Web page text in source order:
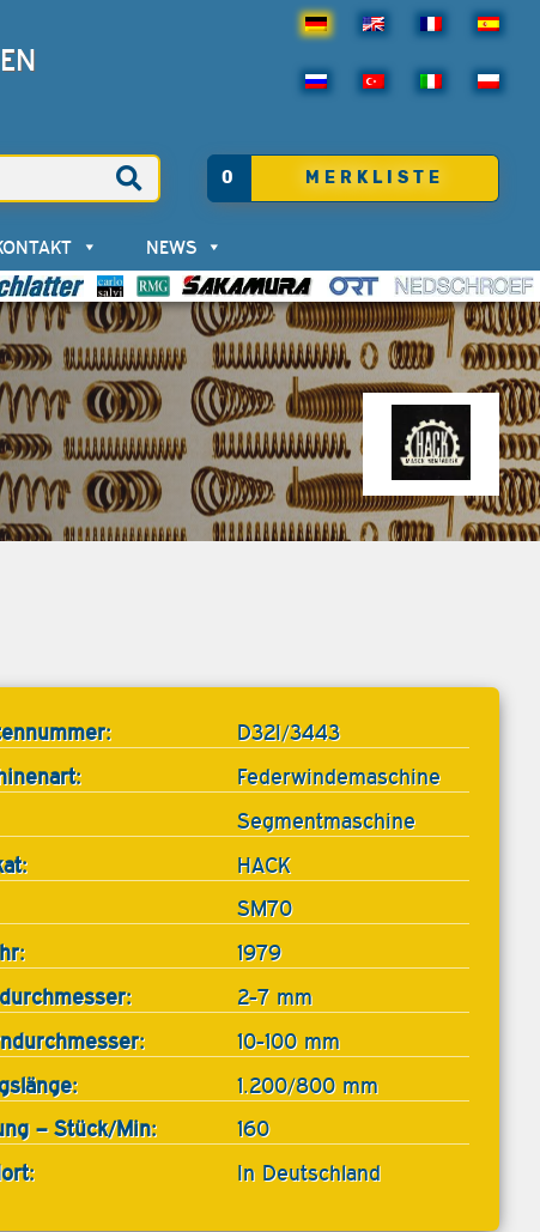
0 MERKLISTE
NEWS
D32I/3443
Federwindemaschine
Segmentmaschine
HACK
SM70
1979
2-7 mm
10-100 mm
1.200/800 mm
– Stück/Min:
160
In Deutschland